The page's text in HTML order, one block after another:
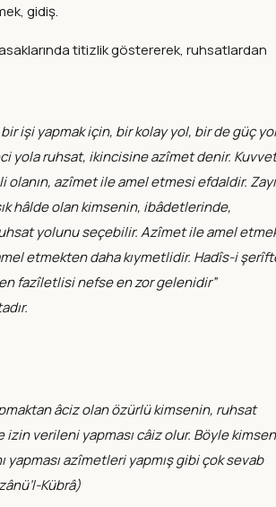
gidiş.
titizlik göstererek, ruhsatlardan
işi yapmak için, bir kolay yol, bir de güç yol
yola ruhsat, ikincisine azîmet denir.
olanın, azîmet ile amel etmesi efdaldir.
hâlde olan kimsenin, ibâdetlerinde,
yolunu seçebilir. Azîmet ile amel
etmekten daha kıymetlidir. Hadîs-i
fazîletlisi nefse en zor gelenidir”
âciz olan özürlü kimsenin, ruhsat
izin verileni yapması câiz olur. Böyle
yapması azîmetleri yapmış gibi çok sevab
Kübrâ)